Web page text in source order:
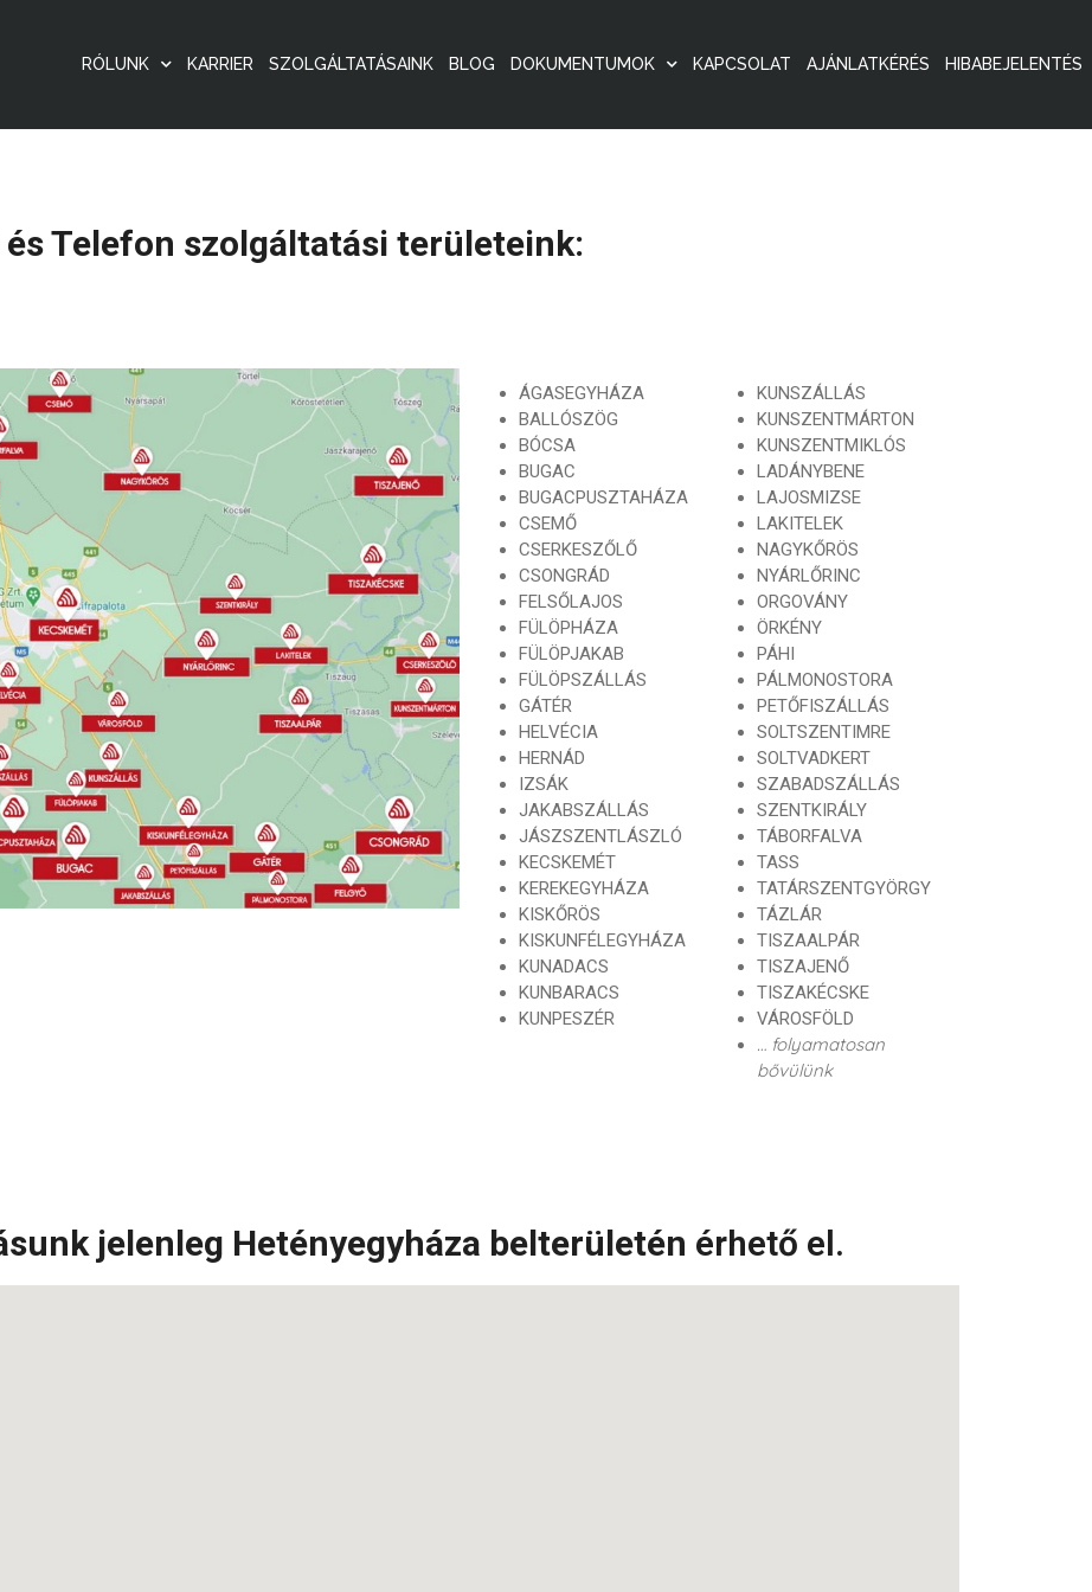
RÓLUNK KARRIER SZOLGÁLTATÁSAINK BLOG DOKUMENTUMOK KAPCSOLAT AJÁNLATKÉRÉS HIBABEJELENTÉS
Telefon szolgáltatási területeink:
ÁGASEGYHÁZA
BALLÓSZÖG
BÓCSA
BUGAC
BUGACPUSZTAHÁZA
CSEMŐ
CSERKESZŐLŐ
CSONGRÁD
FELSŐLAJOS
FÜLÖPHÁZA
FÜLÖPJAKAB
FÜLÖPSZÁLLÁS
GÁTÉR
HELVÉCIA
HERNÁD
IZSÁK
JAKABSZÁLLÁS
JÁSZSZENTLÁSZLÓ
KECSKEMÉT
KEREKEGYHÁZA
KISKŐRÖS
KISKUNFÉLEGYHÁZA
KUNADACS
KUNBARACS
KUNPESZÉR
KUNSZÁLLÁS
KUNSZENTMÁRTON
KUNSZENTMIKLÓS
LADÁNYBENE
LAJOSMIZSE
LAKITELEK
NAGYKŐRÖS
NYÁRLŐRINC
ORGOVÁNY
ÖRKÉNY
PÁHI
PÁLMONOSTORA
PETŐFISZÁLLÁS
SOLTSZENTIMRE
SOLTVADKERT
SZABADSZÁLLÁS
SZENTKIRÁLY
TÁBORFALVA
TASS
TATÁRSZENTGYÖRGY
TÁZLÁR
TISZAALPÁR
TISZAJENŐ
TISZAKÉCSKE
VÁROSFÖLD
… folyamatosan
bővülünk
jelenleg Hetényegyháza belterületén érhető el.